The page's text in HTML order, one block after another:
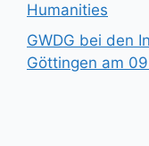
Humanities
GWDG bei den
Göttingen am